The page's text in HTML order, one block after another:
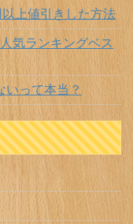
上値引きした方法
気ランキングベス
って本当？